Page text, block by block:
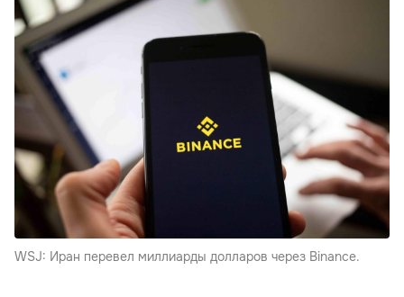
WSJ: Иран перевел миллиарды долларов через Binance.